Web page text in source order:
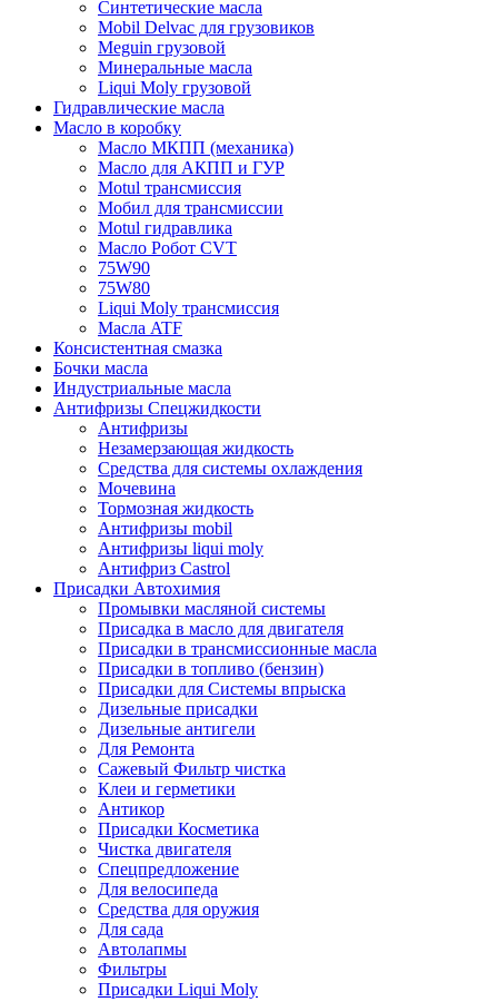
Синтетические масла
Mobil Delvac для грузовиков
Meguin грузовой
Минеральные масла
Liqui Moly грузовой
Гидравлические масла
Масло в коробку
Масло МКПП (механика)
Масло для АКПП и ГУР
Motul трансмиссия
Мобил для трансмиссии
Motul гидравлика
Масло Робот CVT
75W90
75W80
Liqui Moly трансмиссия
Масла ATF
Консистентная смазка
Бочки масла
Индустриальные масла
Антифризы Спецжидкости
Антифризы
Незамерзающая жидкость
Средства для системы охлаждения
Мочевина
Тормозная жидкость
Антифризы mobil
Антифризы liqui moly
Антифриз Castrol
Присадки Автохимия
Промывки масляной системы
Присадка в масло для двигателя
Присадки в трансмиссионные масла
Присадки в топливо (бензин)
Присадки для Системы впрыска
Дизельные присадки
Дизельные антигели
Для Ремонта
Сажевый Фильтр чистка
Клеи и герметики
Антикор
Присадки Косметика
Чистка двигателя
Спецпредложение
Для велосипеда
Средства для оружия
Для сада
Автолапмы
Фильтры
Присадки Liqui Moly